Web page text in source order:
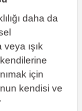
daha da
ışık
için
kendisi ve